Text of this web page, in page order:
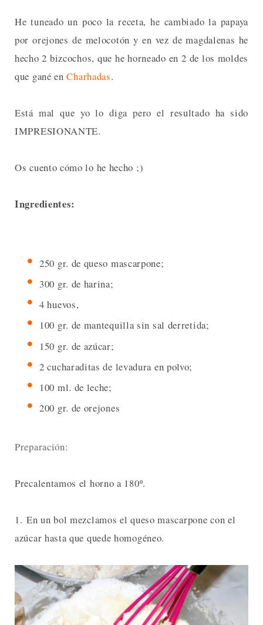
He tuneado un poco la receta, he cambiado la papaya
por orejones de melocotón y en vez de magdalenas he
hecho 2 bizcochos, que he horneado en 2 de los moldes
que gané enCharhadas.
Está mal que yo lo diga pero el resultado ha sido
IMPRESIONANTE.
Os cuento cómo lo he hecho ;)
Ingredientes:
250 gr. de queso mascarpone;
300 gr. de harina;
4 huevos,
100 gr. de mantequilla sin sal derretida;
150 gr. de azúcar;
2 cucharaditas de levadura en polvo;
100 ml. de leche;
200 gr. de orejones
Preparación:
Precalentamos el horno a 180º.
1. En un bol mezclamos el queso mascarpone con el
azúcar hasta que quede homogéneo.